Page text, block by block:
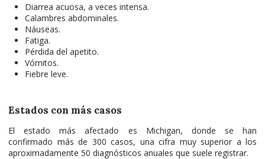
Diarrea acuosa, a veces intensa.
Calambres abdominales.
Náuseas.
Fatiga.
Pérdida del apetito.
Vómitos.
Fiebre leve.
Estados con más casos
El estado más afectado es Michigan, donde se han
confirmado más de 300 casos, una cifra muy superior a los
aproximadamente 50 diagnósticos anuales que suele registrar.